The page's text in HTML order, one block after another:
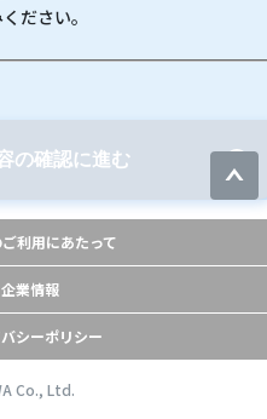
ださい。
の確認に進む
利用にあたって
企業情報
シーポリシー
Co., Ltd.